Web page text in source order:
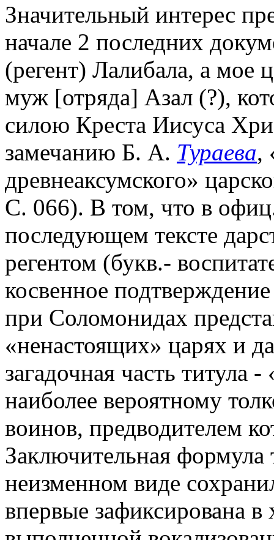
Значительный интерес
начале 2 последних
(регент) Лалибала, а мое
муж [отряда] Азал (?),
силою Креста Иисуса
замечанию Б. А. Тураева,
древнеаксумского»
С. 066). В том, что в
последующем тексте
регентом (букв.-
косвенное
при Соломонидах
«ненастоящих» царях и
загадочная часть титула
наиболее вероятному
воинов, предводителем
Заключительная формула
неизменном виде
впервые зафиксирована